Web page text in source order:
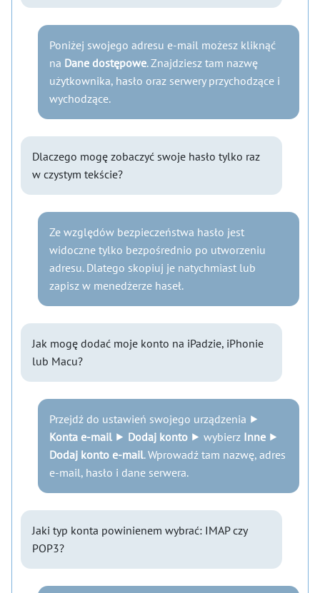
Poniżej swojego adresu e-mail możesz kliknąć
na Dane dostępowe. Znajdziesz tam nazwę
użytkownika, hasło oraz serwery przychodzące i
wychodzące.
Dlaczego mogę zobaczyć swoje hasło tylko raz
w czystym tekście?
Ze względów bezpieczeństwa hasło jest
widoczne tylko bezpośrednio po utworzeniu
adresu. Dlatego skopiuj je natychmiast lub
zapisz w menedżerze haseł.
Jak mogę dodać moje konto na iPadzie, iPhonie
lub Macu?
Przejdź do ustawień swojego urządzenia ⯈
Konta e-mail ⯈ Dodaj konto ⯈ wybierz Inne ⯈
Dodaj konto e-mail. Wprowadź tam nazwę, adres
e-mail, hasło i dane serwera.
Jaki typ konta powinienem wybrać: IMAP czy
POP3?